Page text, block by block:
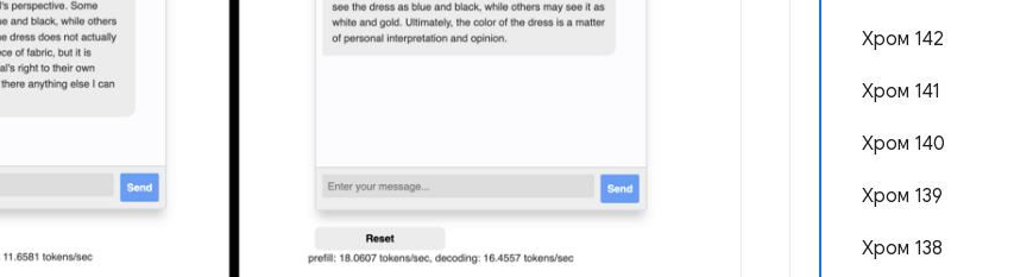
Хром 142
Хром 141
Хром 140
Хром 139
Хром 138